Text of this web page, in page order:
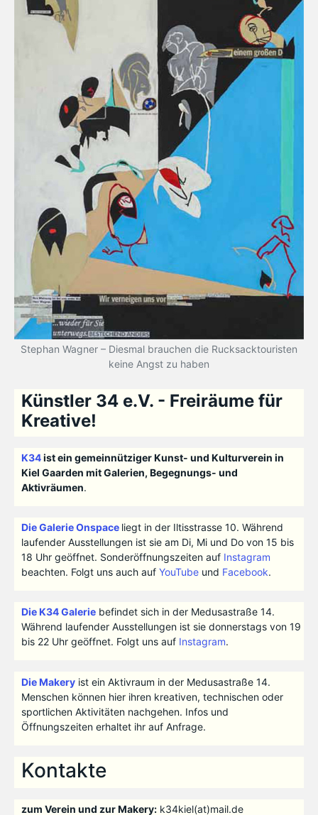
Stephan Wagner – Diesmal brauchen die Rucksacktouristen
keine Angst zu haben
Künstler 34 e.V. - Freiräume für
Kreative!
K34ist ein gemeinnütziger Kunst- und Kulturverein in
Kiel Gaarden mit Galerien, Begegnungs- und
Aktivräumen.
Die Galerie Onspace liegt in der Iltisstrasse 10. Während
laufender Ausstellungen ist sie am Di, Mi und Do von 15 bis
18 Uhr geöffnet. Sonderöffnungszeiten auf Instagram
beachten. Folgt uns auch auf YouTubeund Facebook.
Die K34 Galeriebefindet sich in der Medusastraße 14.
Während laufender Ausstellungen ist sie donnerstags von 19
bis 22 Uhr geöffnet. Folgt uns auf Instagram.
Die Makeryist ein Aktivraum in der Medusastraße 14.
Menschen können hier ihren kreativen, technischen oder
sportlichen Aktivitäten nachgehen. Infos und
Öffnungszeiten erhaltet ihr auf Anfrage.
Kontakte
zum Verein und zur Makery:k34kiel(at)mail.de